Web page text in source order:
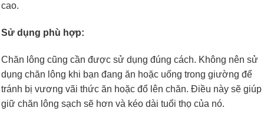
cao.
Sử dụng phù hợp:
Chăn lông cũng cần được sử dụng đúng cách. Không nên sử
dụng chăn lông khi bạn đang ăn hoặc uống trong giường để
tránh bị vương vãi thức ăn hoặc đổ lên chăn. Điều này sẽ giúp
giữ chăn lông sạch sẽ hơn và kéo dài tuổi thọ của nó.